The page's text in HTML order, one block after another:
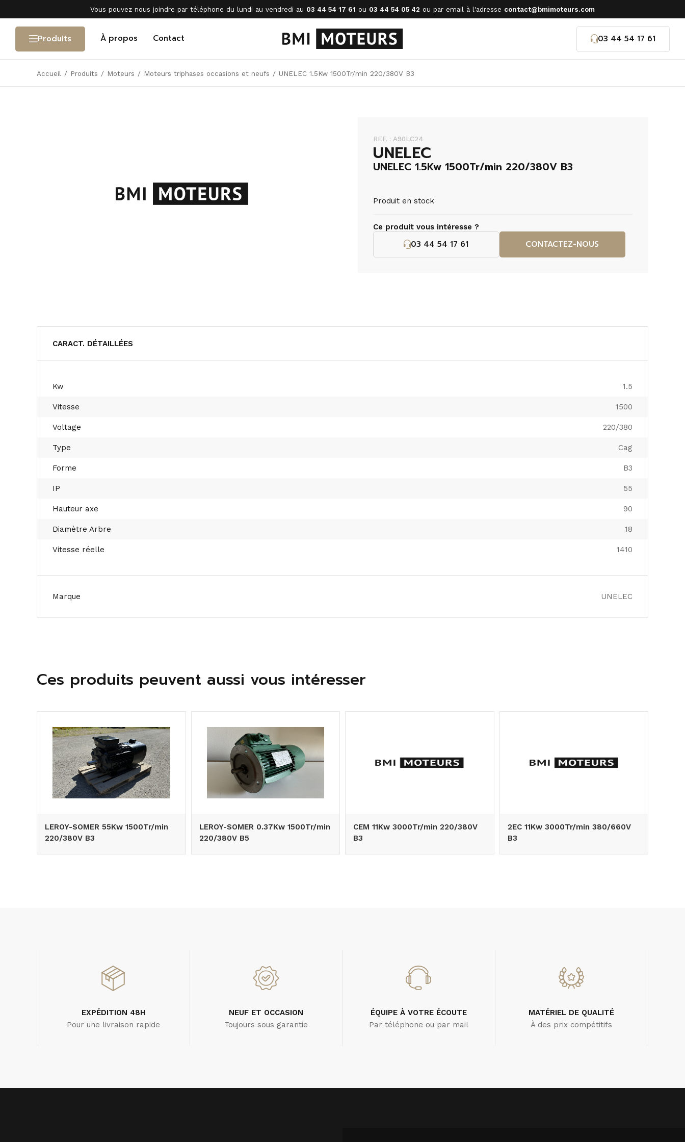
Vous pouvez nous joindre par téléphone du lundi au vendredi au 03 44 54 17 61 ou 03 44 54 05 42 ou par email à l'adresse contact@bmimoteurs.com
Produits À propos Contact 03 44 54 17 61
Accueil / Produits / Moteurs / Moteurs triphases occasions et neufs / UNELEC 1.5Kw 1500Tr/min 220/380V B3
REF. : A90LC24
UNELEC
UNELEC 1.5Kw 1500Tr/min 220/380V B3
Produit en stock
Ce produit vous intéresse ?
03 44 54 17 61 CONTACTEZ-NOUS
CARACT. DÉTAILLÉES
Kw 1.5
Vitesse 1500
Voltage 220/380
Type Cag
Forme B3
IP 55
Hauteur axe 90
Diamètre Arbre 18
Vitesse réelle 1410
Marque UNELEC
Ces produits peuvent aussi vous intéresser
LEROY-SOMER 55Kw 1500Tr/min
220/380V B3
LEROY-SOMER 0.37Kw 1500Tr/min
220/380V B5
CEM 11Kw 3000Tr/min 220/380V
B3
2EC 11Kw 3000Tr/min 380/660V
B3
EXPÉDITION 48H
Pour une livraison rapide
NEUF ET OCCASION
Toujours sous garantie
ÉQUIPE À VOTRE ÉCOUTE
Par téléphone ou par mail
MATÉRIEL DE QUALITÉ
À des prix compétitifs